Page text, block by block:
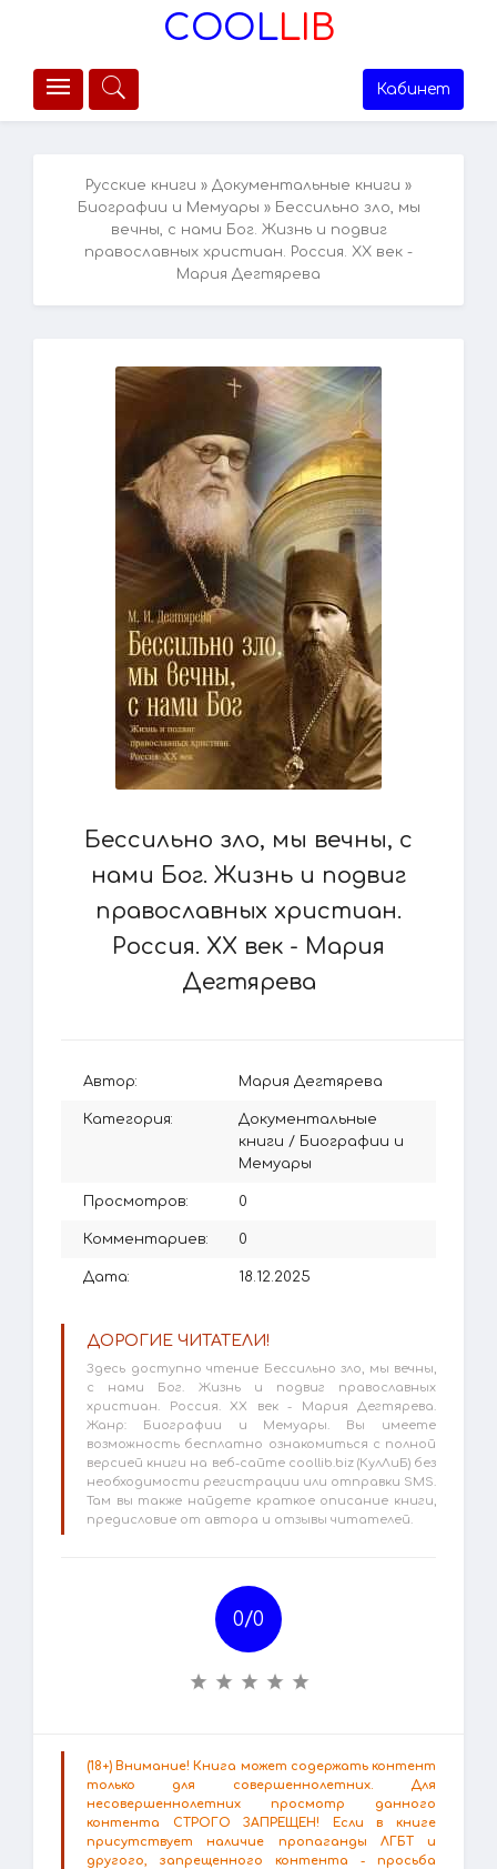
COOLLIB
Кабинет
Русские книги » Документальные книги »
Биографии и Мемуары » Бессильно зло, мы
вечны, с нами Бог. Жизнь и подвиг
православных христиан. Россия. XX век -
Мария Дегтярева
Бессильно зло, мы вечны, с
нами Бог. Жизнь и подвиг
православных христиан.
Россия. XX век - Мария
Дегтярева
Автор: Мария Дегтярева
Категория:
Документальные
книги / Биографии и
Мемуары
Просмотров: 0
Комментариев: 0
Дата: 18.12.2025
ДОРОГИЕ ЧИТАТЕЛИ!
Здесь доступно чтение Бессильно зло, мы вечны,
с нами Бог. Жизнь и подвиг православных
христиан. Россия. XX век - Мария Дегтярева.
Жанр: Биографии и Мемуары. Вы имеете
возможность бесплатно ознакомиться с полной
версией книги на веб-сайте coollib.biz (КулЛиБ) без
необходимости регистрации или отправки SMS.
Там вы также найдете краткое описание книги,
предисловие от автора и отзывы читателей.
0/0
(18+) Внимание! Книга может содержать контент
только для совершеннолетних. Для
несовершеннолетних просмотр данного
контента СТРОГО ЗАПРЕЩЕН! Если в книге
присутствует наличие пропаганды ЛГБТ и
другого, запрещенного контента - просьба